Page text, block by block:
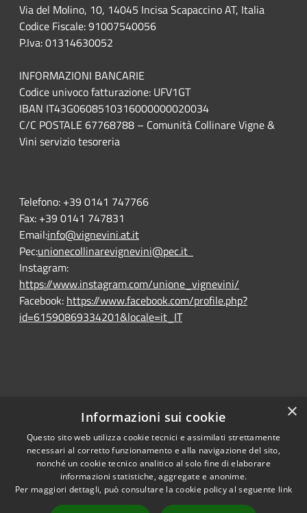
Via del Molino, 10, 14045 Incisa Scapaccino AT, Italia
Codice Fiscale: 91007540056
P.Iva: 01314630052
INFORMAZIONI BANCARIE
Codice univoco fatturazione: UFV1GT
IBAN IT43G0608510316000000020034
C/C POSTALE 67768788 – Comunità Collinare Vigne &
Vini servizio tesoreria
Telefono: +39 0141 747766
Fax: +39 0141 747831
Email:info@vignevini.at.it
Pec:unionecollinarevignevini@pec.it
Instagram:
https://www.instagram.com/unione_vignevini/
Facebook: https://www.facebook.com/profile.php?
id=61590869334201&locale=it_IT
RSS
Accessibility
Cookie
Ente convenzionato
Astigov
Progetto|Convenzione|
Adesioni
×
Informazioni sui cookie
Questo sito web utilizza cookie tecnici e assimilati strettamente
necessari al corretto funzionamento e alla navigazione del sito,
nonché un cookie tecnico analitico al solo fine di elaborare
informazioni statistiche, aggregate e anonime.
Per maggiori dettagli, può consultare la cookie policy al seguente link